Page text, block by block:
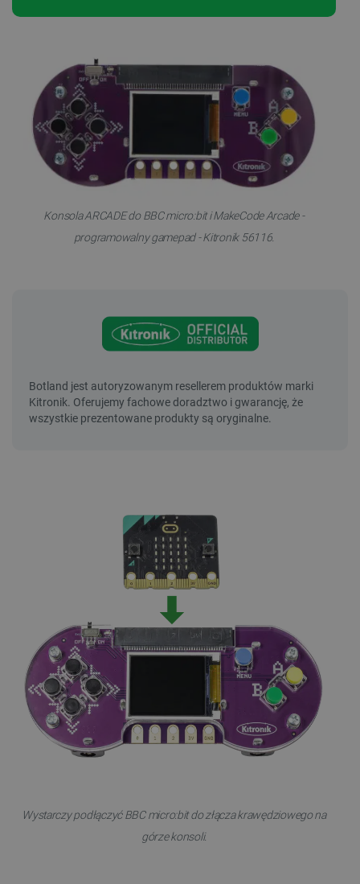
Konsola ARCADE do BBC micro:bit i MakeCode Arcade -
programowalny gamepad - Kitronik 56116.
Wystarczy podłączyć BBC micro:bit do złącza krawędziowego na
górze konsoli.